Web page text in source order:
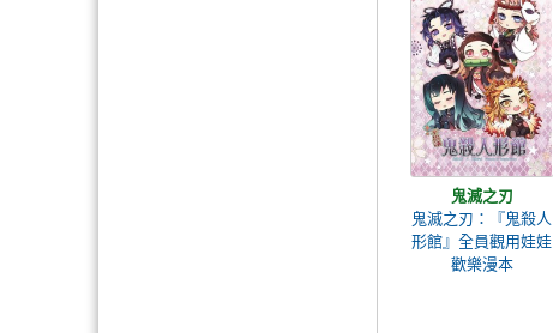
鬼滅之刃
鬼滅之刃：『鬼殺人
形館』全員觀用娃娃
歡樂漫本